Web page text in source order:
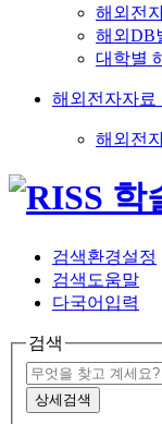
해외전
해외DB
대학별
해외전자자료
해외전
검색환경설정
검색도움말
다국어입력
검색
상세검색